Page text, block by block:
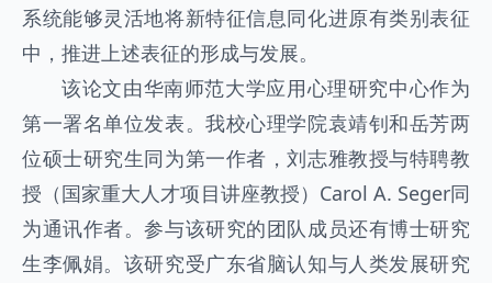
系统能够灵活地将新特征信息同化进原有类别表征
中，推进上述表征的形成与发展。
该论文由华南师范大学应用心理研究中心作为
第一署名单位发表。我校心理学院袁靖钊和岳芳两
位硕士研究生同为第一作者，刘志雅教授与特聘教
授（国家重大人才项目讲座教授）Carol A. Seger同
为通讯作者。参与该研究的团队成员还有博士研究
生李佩娟。该研究受广东省脑认知与人类发展研究